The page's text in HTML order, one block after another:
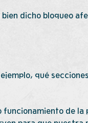
dicho bloqueo
qué
de la